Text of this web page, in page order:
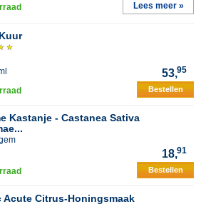
Lees meer »
53,95
Bestellen
Kastanje - Castanea Sativa
18,91
Bestellen
Acute Citrus-Honingsmaak